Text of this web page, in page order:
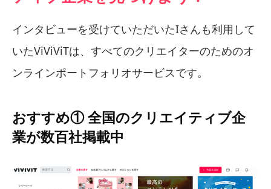
インタビューを受けていただいたIさんも利用して
いたViViViTは、すべてのクリエイターのためのオ
ンラインポートフォリオサービスです。
おすすめ① 全国のクリエイティブ企
業が数百社掲載中